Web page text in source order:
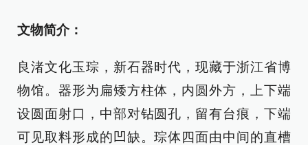
文物简介：
良渚文化玉琮，新石器时代，现藏于浙江省博
物馆。器形为扁矮方柱体，内圆外方，上下端
设圆面射口，中部对钻圆孔，留有台痕，下端
可见取料形成的凹缺。琮体四面由中间的直槽